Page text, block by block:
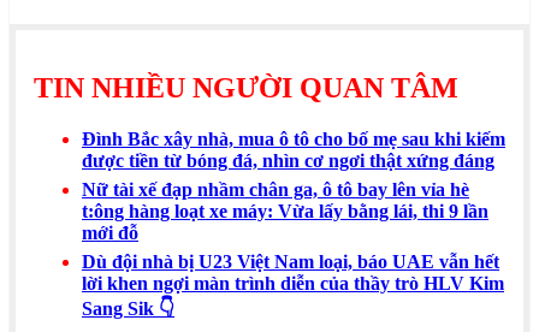
TIN NHIỀU NGƯỜI QUAN TÂM
Đình Bắc xây nhà, mua ô tô cho bố mẹ sau khi kiếm
được tiền từ bóng đá, nhìn cơ ngơi thật xứng đáng
Nữ tài xế đạp nhầm chân ga, ô tô bay lên vỉa hè
t:ông hàng loạt xe máy: Vừa lấy bằng lái, thi 9 lần
mới đỗ
Dù đội nhà bị U23 Việt Nam loại, báo UAE vẫn hết
lời khen ngợi màn trình diễn của thầy trò HLV Kim
Sang Sik 👇